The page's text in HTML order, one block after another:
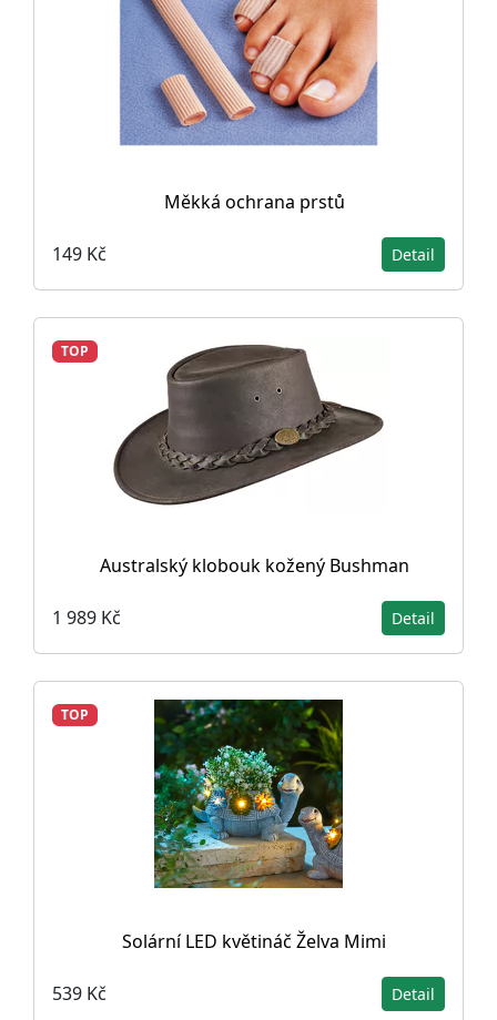
Měkká ochrana prstů
149 Kč Detail
TOP
Australský klobouk kožený Bushman
1 989 Kč Detail
TOP
Solární LED květináč Želva Mimi
539 Kč Detail